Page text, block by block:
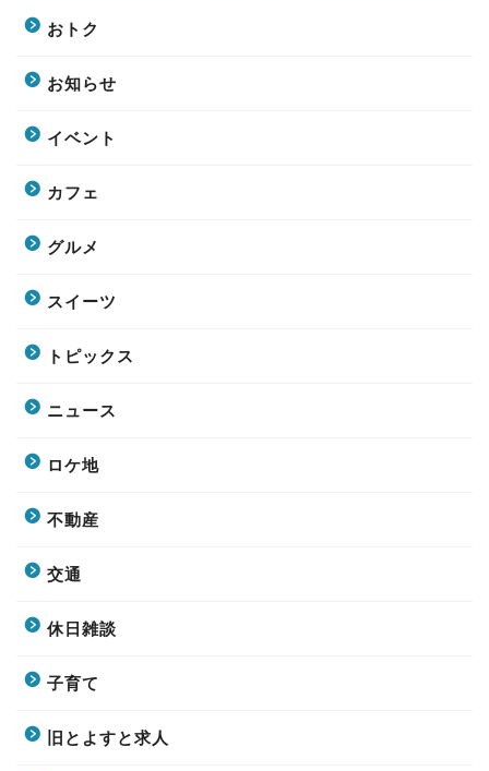
おトク
お知らせ
イベント
カフェ
グルメ
スイーツ
トピックス
ニュース
ロケ地
不動産
交通
休日雑談
子育て
旧とよすと求人